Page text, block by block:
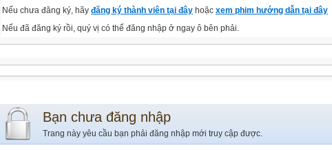
Nếu chưa đăng ký, hãy đăng ký thành viên tại đây hoặc xem phim hướng dẫn tại đây
Nếu đã đăng ký rồi, quý vị có thể đăng nhập ở ngay ô bên phải.
Bạn chưa đăng nhập
Trang này yêu cầu bạn phải đăng nhập mới truy cập được.